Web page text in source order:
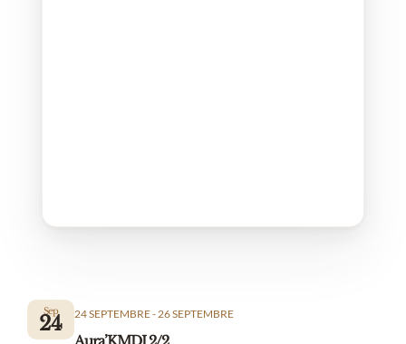
Sep
24 24 SEPTEMBRE-26 SEPTEMBRE
Aura’KMDI 2/2